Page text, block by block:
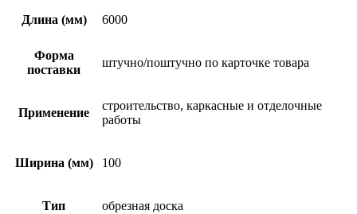
Длина (мм) 6000
Форма
поставки
штучно/поштучно по карточке товара
Применение
строительство, каркасные и отделочные
работы
Ширина (мм) 100
Тип обрезная доска